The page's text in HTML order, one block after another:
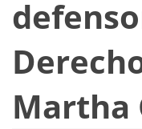
Martha